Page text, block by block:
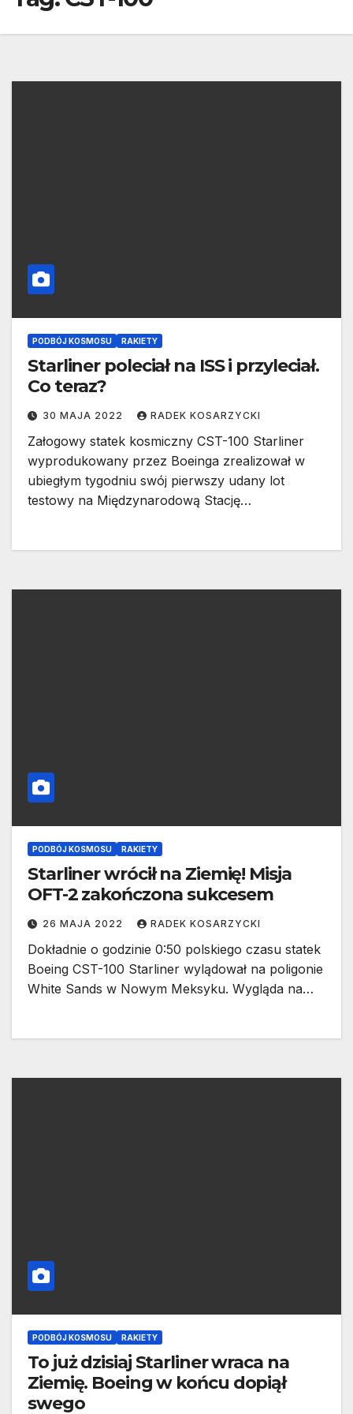
PODBÓJ KOSMOSU RAKIETY
Starliner poleciał na ISS i przyleciał.
Co teraz?
30 MAJA 2022 RADEK KOSARZYCKI
Załogowy statek kosmiczny CST-100 Starliner
wyprodukowany przez Boeinga zrealizował w
ubiegłym tygodniu swój pierwszy udany lot
testowy na Międzynarodową Stację…
PODBÓJ KOSMOSU RAKIETY
Starliner wrócił na Ziemię! Misja
OFT-2 zakończona sukcesem
26 MAJA 2022 RADEK KOSARZYCKI
Dokładnie o godzinie 0:50 polskiego czasu statek
Boeing CST-100 Starliner wylądował na poligonie
White Sands w Nowym Meksyku. Wygląda na…
PODBÓJ KOSMOSU RAKIETY
To już dzisiaj Starliner wraca na
Ziemię. Boeing w końcu dopiął
swego